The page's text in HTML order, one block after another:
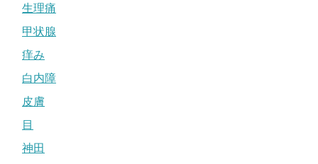
生理痛
甲状腺
痒み
白内障
皮膚
目
神田